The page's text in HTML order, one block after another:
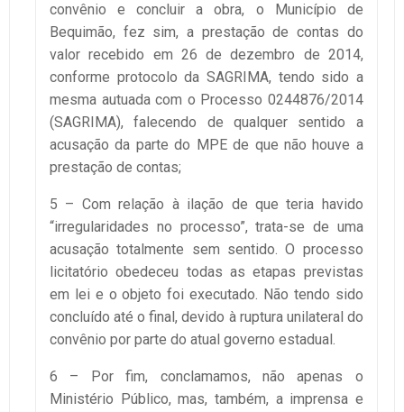
convênio e concluir a obra, o Município de
Bequimão, fez sim, a prestação de contas do
valor recebido em 26 de dezembro de 2014,
conforme protocolo da SAGRIMA, tendo sido a
mesma autuada com o Processo 0244876/2014
(SAGRIMA), falecendo de qualquer sentido a
acusação da parte do MPE de que não houve a
prestação de contas;
5 – Com relação à ilação de que teria havido
“irregularidades no processo”, trata-se de uma
acusação totalmente sem sentido. O processo
licitatório obedeceu todas as etapas previstas
em lei e o objeto foi executado. Não tendo sido
concluído até o final, devido à ruptura unilateral do
convênio por parte do atual governo estadual.
6 – Por fim, conclamamos, não apenas o
Ministério Público, mas, também, a imprensa e